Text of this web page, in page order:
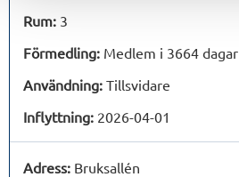
Rum: 3
Förmedling: Medlem i 3664 dagar
Användning: Tillsvidare
Inflyttning: 2026-04-01
Adress: Bruksallén